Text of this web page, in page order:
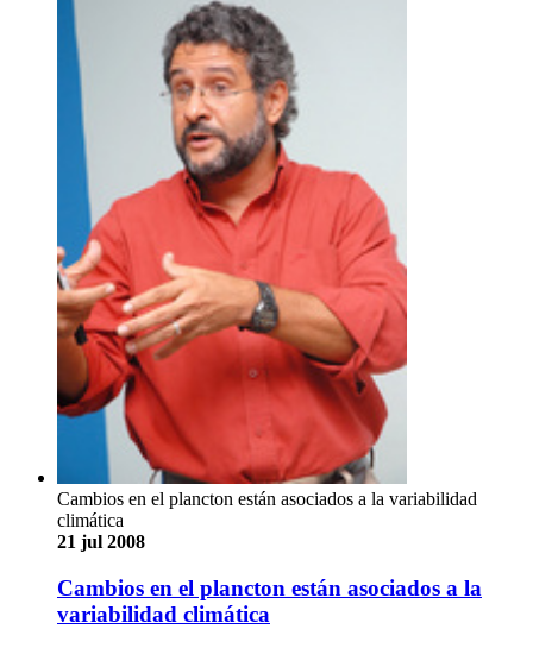
Cambios en el plancton están asociados a la variabilidad
climática
21 jul 2008
Cambios en el plancton están asociados a la
variabilidad climática